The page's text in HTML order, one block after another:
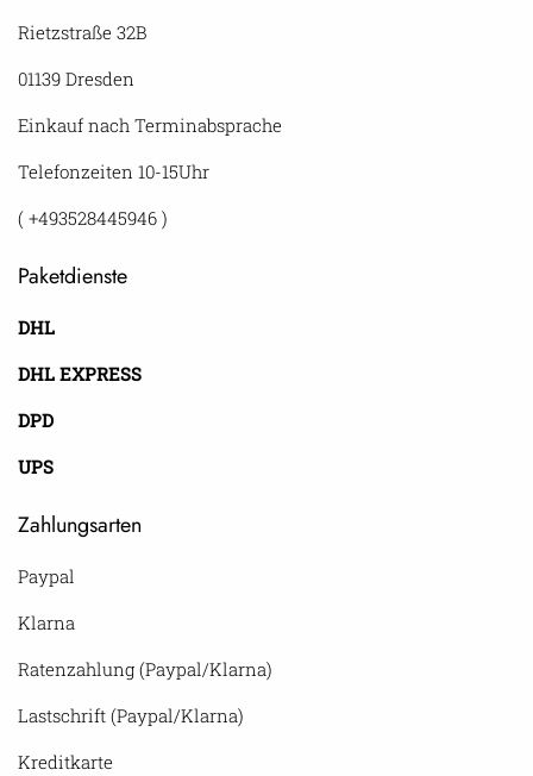
Rietzstraße 32B
01139 Dresden
Einkauf nach Terminabsprache
Telefonzeiten 10-15Uhr
( +493528445946 )
Paketdienste
DHL
DHL EXPRESS
DPD
UPS
Zahlungsarten
Paypal
Klarna
Ratenzahlung (Paypal/Klarna)
Lastschrift (Paypal/Klarna)
Kreditkarte